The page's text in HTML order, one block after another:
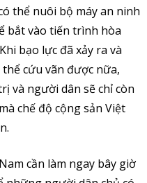
thể nuôi bộ máy an ninh
bắt vào tiến trình hòa
bạo lực đã xảy ra và
cứu vãn được nữa,
và người dân sẽ chỉ còn
chế độ cộng sản Việt
cần làm ngay bây giờ